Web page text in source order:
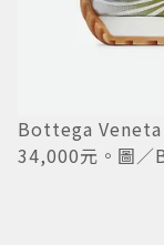
Bottega Veneta
34,000元。圖